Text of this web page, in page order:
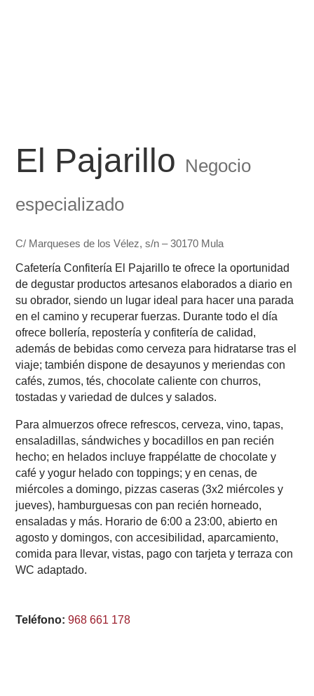
El Pajarillo Negocio
especializado
C/ Marqueses de los Vélez, s/n – 30170 Mula
Cafetería Confitería El Pajarillo te ofrece la oportunidad
de degustar productos artesanos elaborados a diario en
su obrador, siendo un lugar ideal para hacer una parada
en el camino y recuperar fuerzas. Durante todo el día
ofrece bollería, repostería y confitería de calidad,
además de bebidas como cerveza para hidratarse tras el
viaje; también dispone de desayunos y meriendas con
cafés, zumos, tés, chocolate caliente con churros,
tostadas y variedad de dulces y salados.
Para almuerzos ofrece refrescos, cerveza, vino, tapas,
ensaladillas, sándwiches y bocadillos en pan recién
hecho; en helados incluye frappélatte de chocolate y
café y yogur helado con toppings; y en cenas, de
miércoles a domingo, pizzas caseras (3x2 miércoles y
jueves), hamburguesas con pan recién horneado,
ensaladas y más. Horario de 6:00 a 23:00, abierto en
agosto y domingos, con accesibilidad, aparcamiento,
comida para llevar, vistas, pago con tarjeta y terraza con
WC adaptado.
Teléfono: 968 661 178